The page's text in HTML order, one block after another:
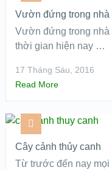
Vườn đứng trong nhà
Vườn đứng trong nhà
thời gian hiện nay …
17 Tháng Sáu, 2016
Read More
Cây cảnh thủy canh
Từ trước đến nay